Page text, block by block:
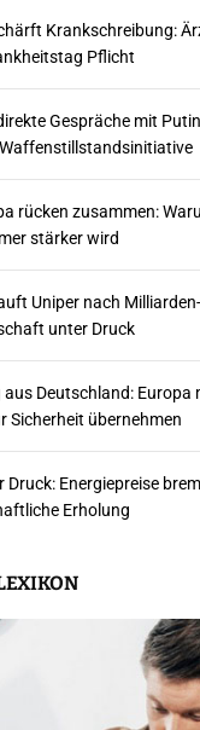
Krankschreibung:
Pflicht
Gespräche mit
rücken zusammen:
stärker wird
Uniper nach
unter Druck
aus Deutschland: Europa
Sicherheit übernehmen
Druck: Energiepreise
Erholung